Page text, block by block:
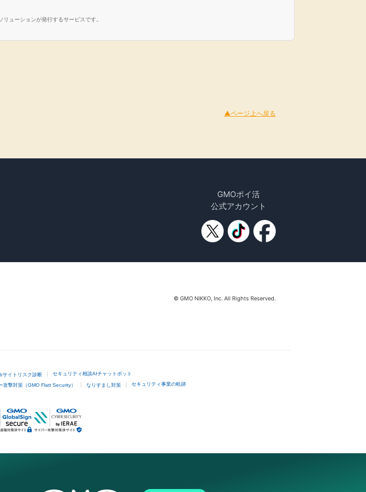
ューションが発行するサービスです。
▲ページ上へ戻る
GMOポイ活
公式アカウント
© GMO NIKKO, Inc. All Rights Reserved.
サイトリスク診断 セキュリティ相談AIチャットボット
攻撃対策（GMO Flatt Security） なりすまし対策 セキュリティ事業の軌跡